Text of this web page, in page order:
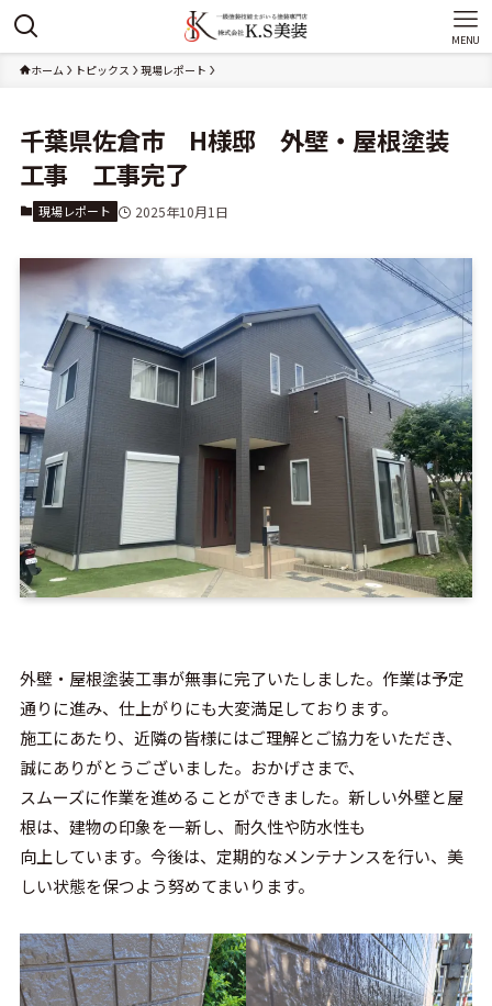
MENU
ホーム トピックス 現場レポート
千葉県佐倉市 H様邸 外壁・屋根塗装
工事 工事完了
現場レポート 2025年10月1日
外壁・屋根塗装工事が無事に完了いたしました。作業は予定
通りに進み、仕上がりにも大変満足しております。
施工にあたり、近隣の皆様にはご理解とご協力をいただき、
誠にありがとうございました。おかげさまで、
スムーズに作業を進めることができました。新しい外壁と屋
根は、建物の印象を一新し、耐久性や防水性も
向上しています。今後は、定期的なメンテナンスを行い、美
しい状態を保つよう努めてまいります。